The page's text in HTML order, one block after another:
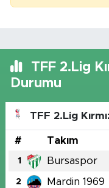
TFF 2.Lig
Durumu
TFF 2.Lig
# Takım
1 Bursaspor
2 Mardin 1969